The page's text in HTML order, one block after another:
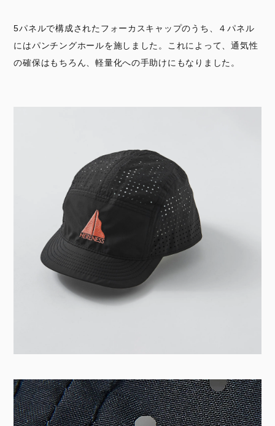
5パネルで構成されたフォーカスキャップのうち、４パネル
にはパンチングホールを施しました。これによって、通気性
の確保はもちろん、軽量化への手助けにもなりました。